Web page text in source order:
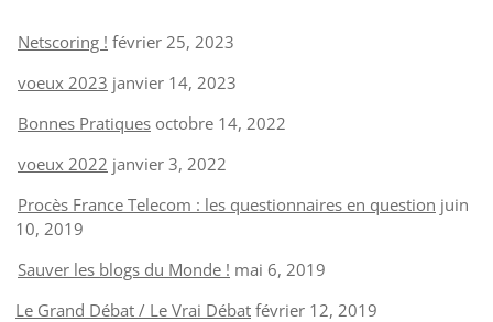
Netscoring ! février 25, 2023
voeux 2023 janvier 14, 2023
Bonnes Pratiques octobre 14, 2022
voeux 2022 janvier 3, 2022
Procès France Telecom : les questionnaires en question juin
10, 2019
Sauver les blogs du Monde ! mai 6, 2019
Le Grand Débat / Le Vrai Débat février 12, 2019